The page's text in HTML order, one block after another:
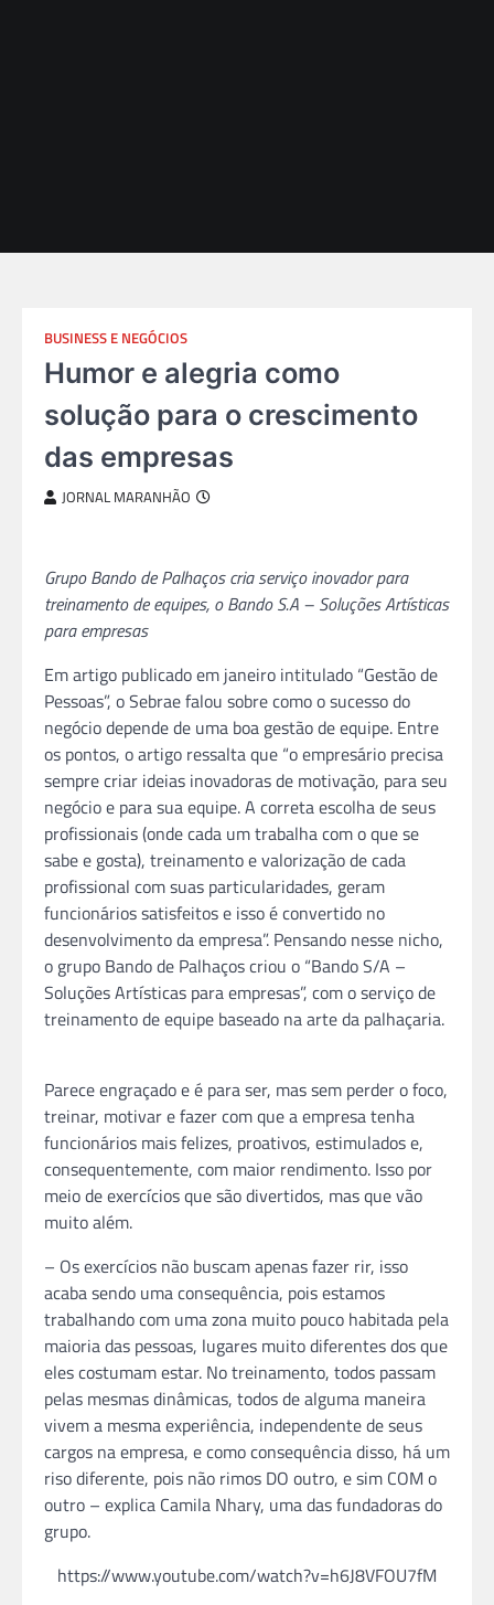
BUSINESS E NEGÓCIOS
Humor e alegria como
solução para o crescimento
das empresas
JORNAL MARANHÃO
Grupo Bando de Palhaços cria serviço inovador para
treinamento de equipes, o Bando S.A – Soluções Artísticas
para empresas
Em artigo publicado em janeiro intitulado “Gestão de
Pessoas”, o Sebrae falou sobre como o sucesso do
negócio depende de uma boa gestão de equipe. Entre
os pontos, o artigo ressalta que “o empresário precisa
sempre criar ideias inovadoras de motivação, para seu
negócio e para sua equipe. A correta escolha de seus
profissionais (onde cada um trabalha com o que se
sabe e gosta), treinamento e valorização de cada
profissional com suas particularidades, geram
funcionários satisfeitos e isso é convertido no
desenvolvimento da empresa”. Pensando nesse nicho,
o grupo Bando de Palhaços criou o “Bando S/A –
Soluções Artísticas para empresas”, com o serviço de
treinamento de equipe baseado na arte da palhaçaria.
Parece engraçado e é para ser, mas sem perder o foco,
treinar, motivar e fazer com que a empresa tenha
funcionários mais felizes, proativos, estimulados e,
consequentemente, com maior rendimento. Isso por
meio de exercícios que são divertidos, mas que vão
muito além.
– Os exercícios não buscam apenas fazer rir, isso
acaba sendo uma consequência, pois estamos
trabalhando com uma zona muito pouco habitada pela
maioria das pessoas, lugares muito diferentes dos que
eles costumam estar. No treinamento, todos passam
pelas mesmas dinâmicas, todos de alguma maneira
vivem a mesma experiência, independente de seus
cargos na empresa, e como consequência disso, há um
riso diferente, pois não rimos DO outro, e sim COM o
outro – explica Camila Nhary, uma das fundadoras do
grupo.
https://www.youtube.com/watch?v=h6J8VFOU7fM